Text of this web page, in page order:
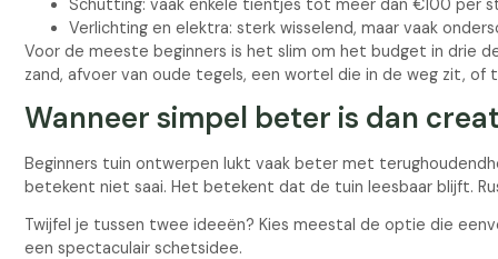
Schutting: vaak enkele tientjes tot meer dan €100 per
Verlichting en elektra: sterk wisselend, maar vaak
Voor de meeste beginners is het slim om het budget in drie
zand, afvoer van oude tegels, een wortel die in de weg zit,
Wanneer simpel beter is dan
Beginners tuin ontwerpen lukt vaak beter met
betekent niet saai. Het betekent dat de tuin leesbaar blijft.
Twijfel je tussen twee ideeën? Kies meestal de optie die
een spectaculair schetsidee.